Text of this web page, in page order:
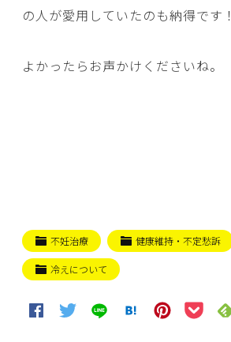
の人が愛用していたのも納得です！
よかったらお声かけくださいね。
不妊治療 健康維持・不定愁訴
冷えについて